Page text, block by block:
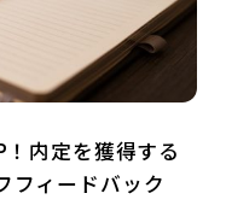
！内定を獲得する
フィードバック